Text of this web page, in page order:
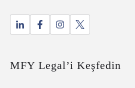
MFY Legal’i Keşfedin